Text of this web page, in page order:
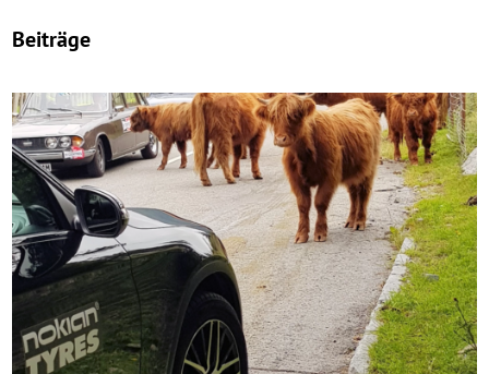
Beiträge